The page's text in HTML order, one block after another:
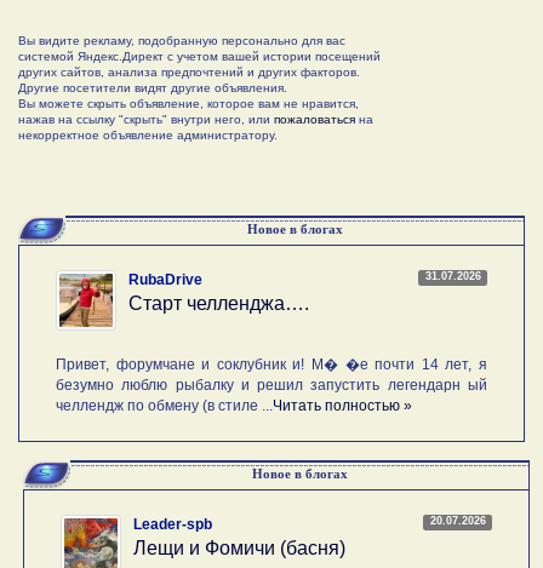
Вы видите рекламу, подобранную персонально для вас
системой Яндекс.Директ с учетом вашей истории посещений
других сайтов, анализа предпочтений и других факторов.
Другие посетители видят другие объявления.
Вы можете скрыть объявление, которое вам не нравится,
нажав на ссылку "скрыть" внутри него, или пожаловаться на
некорректное объявление администратору.
Новое в блогах
31.07.2026
RubaDrive
Старт челленджа….
Привет, форумчане и соклубник и! М� �е почти 14 лет, я
безумно люблю рыбалку и решил запустить легендарн ый
челлендж по обмену (в стиле ... Читать полностью »
Новое в блогах
20.07.2026
Leader-spb
Лещи и Фомичи (басня)